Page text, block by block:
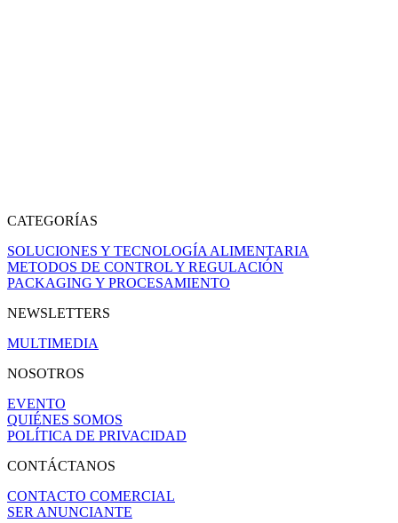
CATEGORÍAS
SOLUCIONES Y TECNOLOGÍA ALIMENTARIA
METODOS DE CONTROL Y REGULACIÓN
PACKAGING Y PROCESAMIENTO
NEWSLETTERS
MULTIMEDIA
NOSOTROS
EVENTO
QUIÉNES SOMOS
POLÍTICA DE PRIVACIDAD
CONTÁCTANOS
CONTACTO COMERCIAL
SER ANUNCIANTE